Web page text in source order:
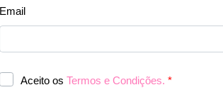
Como tomar
Consistência diária é fundamental:
Preferencialmente de manhã, com
Resultados visíveis após 2 a 3